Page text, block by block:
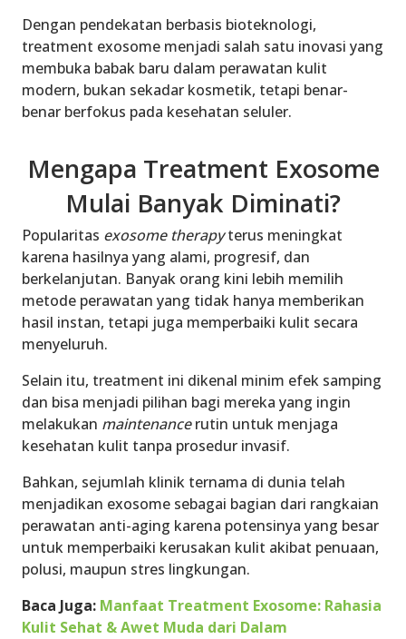
Dengan pendekatan berbasis bioteknologi,
treatment exosome menjadi salah satu inovasi yang
membuka babak baru dalam perawatan kulit
modern, bukan sekadar kosmetik, tetapi benar-
benar berfokus pada kesehatan seluler.
Mengapa Treatment Exosome
Mulai Banyak Diminati?
Popularitas exosome therapyterus meningkat
karena hasilnya yang alami, progresif, dan
berkelanjutan. Banyak orang kini lebih memilih
metode perawatan yang tidak hanya memberikan
hasil instan, tetapi juga memperbaiki kulit secara
menyeluruh.
Selain itu, treatment ini dikenal minim efek samping
dan bisa menjadi pilihan bagi mereka yang ingin
melakukan maintenancerutin untuk menjaga
kesehatan kulit tanpa prosedur invasif.
Bahkan, sejumlah klinik ternama di dunia telah
menjadikan exosome sebagai bagian dari rangkaian
perawatan anti-aging karena potensinya yang besar
untuk memperbaiki kerusakan kulit akibat penuaan,
polusi, maupun stres lingkungan.
Baca Juga: Manfaat Treatment Exosome: Rahasia
Kulit Sehat & Awet Muda dari Dalam